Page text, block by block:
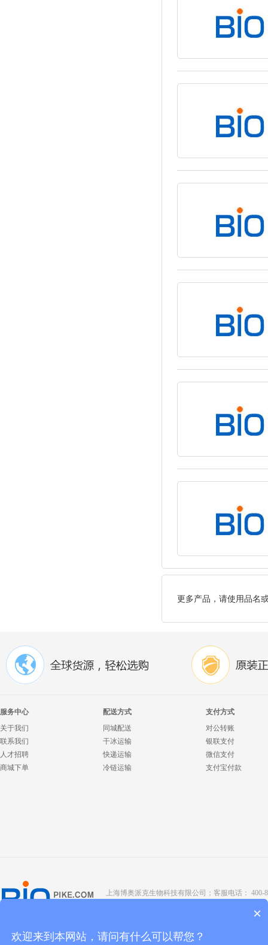
更多产品，请使用品名
服务中心
关于我们
联系我们
人才招聘
商城下单
配送方式
同城配送
干冰运输
快递运输
冷链运输
支付方式
对公转账
银联支付
微信支付
支付宝付款
上海博奥派克生物科技有限公司；客服电话： 400-
京ICP备
×
欢迎来到本网站，请问有什么可以帮您？